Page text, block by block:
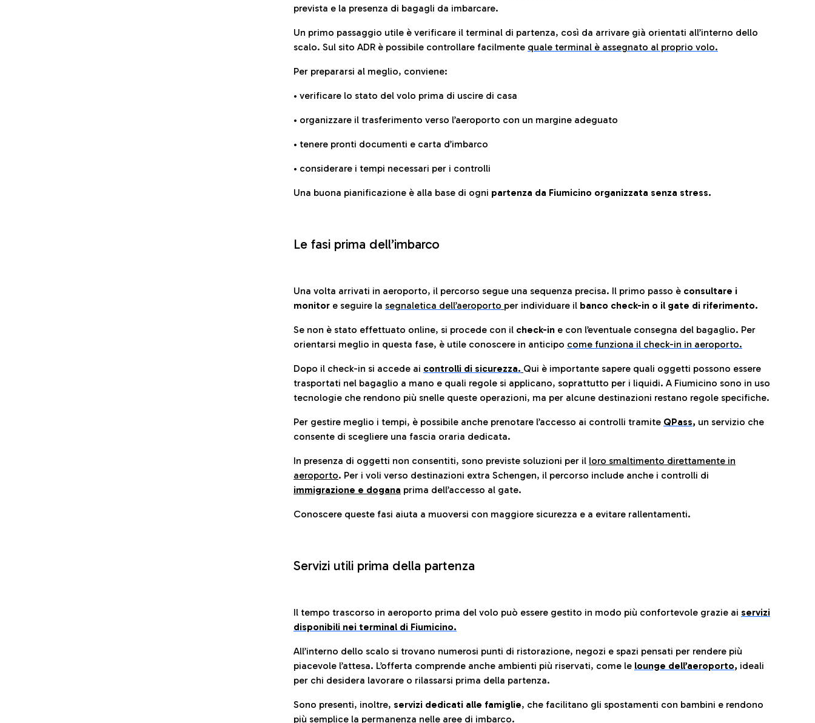
prevista e la presenza di bagagli da imbarcare.
Un primo passaggio utile è verificare il terminal di partenza, così da arrivare già orientati all’interno dello
scalo. Sul sito ADR è possibile controllare facilmente quale terminal è assegnato al proprio volo.
Per prepararsi al meglio, conviene:
• verificare lo stato del volo prima di uscire di casa
• organizzare il trasferimento verso l’aeroporto con un margine adeguato
• tenere pronti documenti e carta d’imbarco
• considerare i tempi necessari per i controlli
Una buona pianificazione è alla base di ogni partenza da Fiumicino organizzata senza stress.
Le fasi prima dell’imbarco
Una volta arrivati in aeroporto, il percorso segue una sequenza precisa. Il primo passo è consultare i
monitor e seguire la segnaletica dell’aeroporto per individuare il banco check-in o il gate di riferimento.
Se non è stato effettuato online, si procede con il check-in e con l’eventuale consegna del bagaglio. Per
orientarsi meglio in questa fase, è utile conoscere in anticipo come funziona il check-in in aeroporto.
Dopo il check-in si accede ai controlli di sicurezza. Qui è importante sapere quali oggetti possono essere
trasportati nel bagaglio a mano e quali regole si applicano, soprattutto per i liquidi. A Fiumicino sono in uso
tecnologie che rendono più snelle queste operazioni, ma per alcune destinazioni restano regole specifiche.
Per gestire meglio i tempi, è possibile anche prenotare l’accesso ai controlli tramite QPass, un servizio che
consente di scegliere una fascia oraria dedicata.
In presenza di oggetti non consentiti, sono previste soluzioni per il loro smaltimento direttamente in
aeroporto. Per i voli verso destinazioni extra Schengen, il percorso include anche i controlli di
immigrazione e dogana prima dell’accesso al gate.
Conoscere queste fasi aiuta a muoversi con maggiore sicurezza e a evitare rallentamenti.
Servizi utili prima della partenza
Il tempo trascorso in aeroporto prima del volo può essere gestito in modo più confortevole grazie ai servizi
disponibili nei terminal di Fiumicino.
All’interno dello scalo si trovano numerosi punti di ristorazione, negozi e spazi pensati per rendere più
piacevole l’attesa. L’offerta comprende anche ambienti più riservati, come le lounge dell’aeroporto, ideali
per chi desidera lavorare o rilassarsi prima della partenza.
Sono presenti, inoltre, servizi dedicati alle famiglie, che facilitano gli spostamenti con bambini e rendono
più semplice la permanenza nelle aree di imbarco.